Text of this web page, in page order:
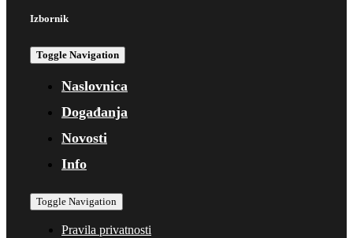
Izbornik
Toggle Navigation
Naslovnica
Događanja
Novosti
Info
Toggle Navigation
Pravila privatnosti